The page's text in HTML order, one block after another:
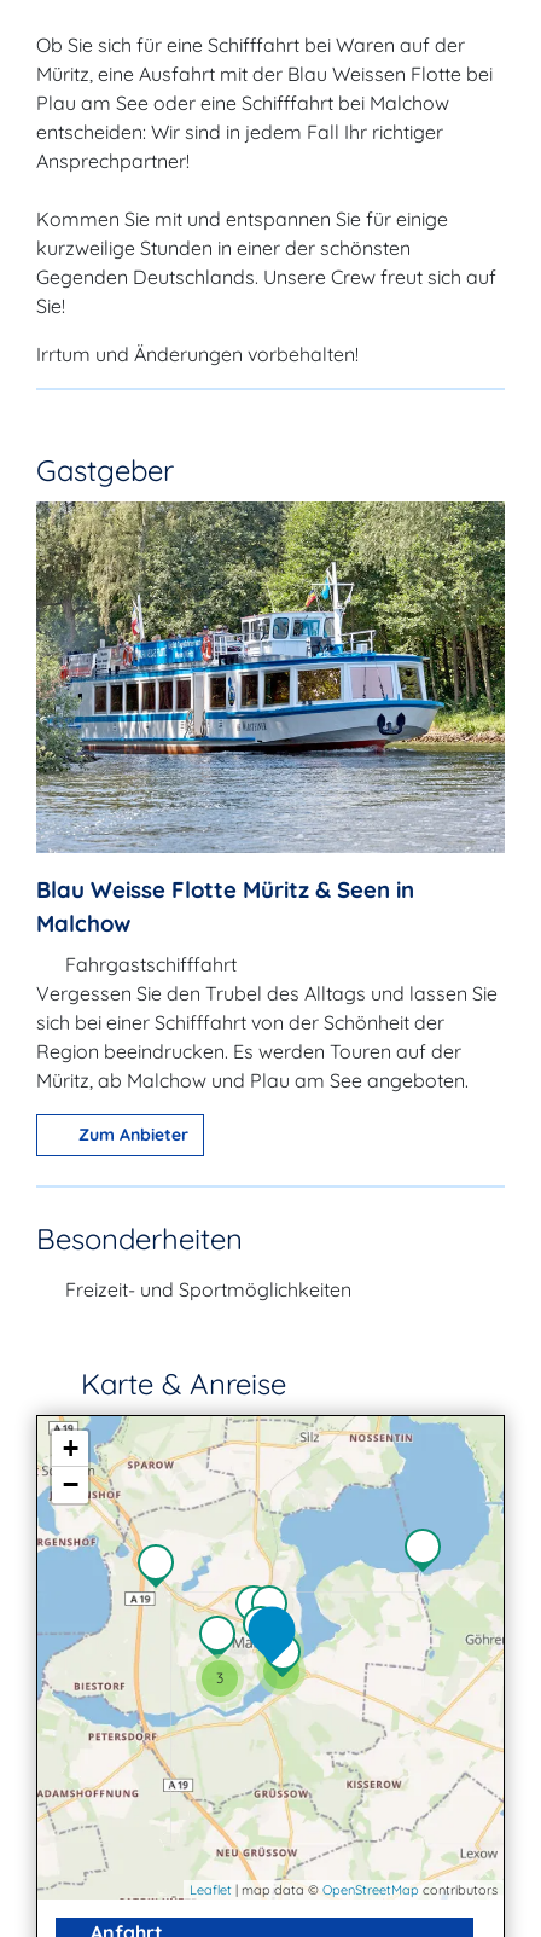
Ob Sie sich für eine Schifffahrt bei Waren auf der
Müritz, eine Ausfahrt mit der Blau Weissen Flotte bei
Plau am See oder eine Schifffahrt bei Malchow
entscheiden: Wir sind in jedem Fall Ihr richtiger
Ansprechpartner!
Kommen Sie mit und entspannen Sie für einige
kurzweilige Stunden in einer der schönsten
Gegenden Deutschlands. Unsere Crew freut sich auf
Sie!
Irrtum und Änderungen vorbehalten!
Gastgeber
Blau Weisse Flotte Müritz & Seen in
Malchow
Fahrgastschifffahrt
Vergessen Sie den Trubel des Alltags und lassen Sie
sich bei einer Schifffahrt von der Schönheit der
Region beeindrucken. Es werden Touren auf der
Müritz, ab Malchow und Plau am See angeboten.
Zum Anbieter
Besonderheiten
Freizeit- und Sportmöglichkeiten
Karte & Anreise
3
3
6
+
−
Leaflet | map data © OpenStreetMap contributors